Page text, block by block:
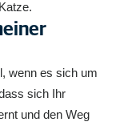
wenn es sich um
sich Ihr
und den Weg